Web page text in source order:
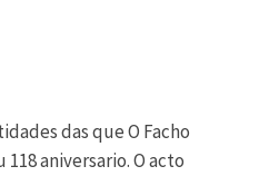
das que O Facho
aniversario. O acto